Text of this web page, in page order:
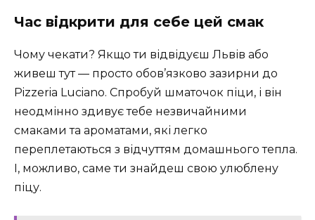
Час відкрити для себе цей смак
Чому чекати? Якщо ти відвідуєш Львів або
живеш тут — просто обов’язково зазирни до
Pizzeria Luciano. Спробуй шматочок піци, і він
неодмінно здивує тебе незвичайними
смаками та ароматами, які легко
переплетаються з відчуттям домашнього тепла.
І, можливо, саме ти знайдеш свою улюблену
піцу.